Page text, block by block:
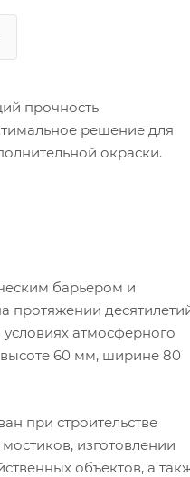
прочность
решение для
окраски.
барьером и
протяжении
атмосферного
60 мм, ширине 80
при строительстве
изготовлении
объектов, а